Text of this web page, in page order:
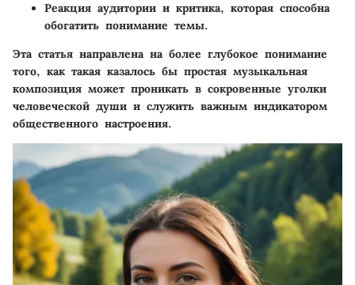
Реакция аудитории и критика, которая способна
обогатить понимание темы.
Эта статья направлена на более глубокое понимание
того, как такая казалось бы простая музыкальная
композиция может проникать в сокровенные уголки
человеческой души и служить важным индикатором
общественного настроения.